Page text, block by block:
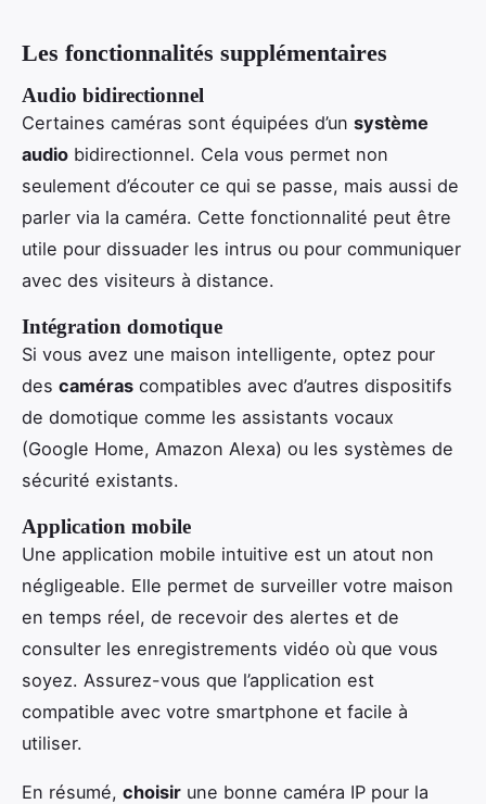
Les fonctionnalités supplémentaires
Audio bidirectionnel
Certaines caméras sont équipées d’un système
audio bidirectionnel. Cela vous permet non
seulement d’écouter ce qui se passe, mais aussi de
parler via la caméra. Cette fonctionnalité peut être
utile pour dissuader les intrus ou pour communiquer
avec des visiteurs à distance.
Intégration domotique
Si vous avez une maison intelligente, optez pour
des caméras compatibles avec d’autres dispositifs
de domotique comme les assistants vocaux
(Google Home, Amazon Alexa) ou les systèmes de
sécurité existants.
Application mobile
Une application mobile intuitive est un atout non
négligeable. Elle permet de surveiller votre maison
en temps réel, de recevoir des alertes et de
consulter les enregistrements vidéo où que vous
soyez. Assurez-vous que l’application est
compatible avec votre smartphone et facile à
utiliser.
En résumé, choisir une bonne caméra IP pour la